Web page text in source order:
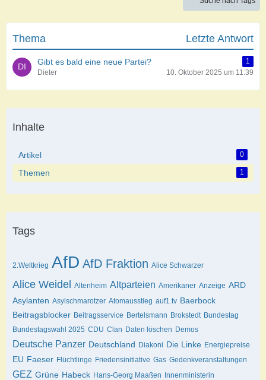
Thema Letzte Antwort
Gibt es bald eine neue Partei?
1
Dieter
10. Oktober 2025 um 11:39
Inhalte
Artikel 0
Themen 1
Tags
2.Weltkrieg AfD AfD Fraktion Alice Schwarzer
Alice Weidel Altenheim Altparteien Amerikaner Anzeige ARD
Asylanten Asylschmarotzer Atomausstieg auf1.tv Baerbock
Beitragsblocker Beitragsservice Bertelsmann Brokstedt Bundestag
Bundestagswahl 2025 CDU Clan Daten löschen Demos
Deutsche Panzer Deutschland Diakoni Die Linke Energiepreise
EU Faeser Flüchtlinge Friedensinitiative Gas Gedenkveranstaltungen
GEZ Grüne Habeck Hans-Georg Maaßen
Innenministerin